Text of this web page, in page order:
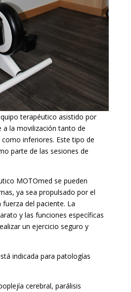
terapéutico asistido por
la movilización tanto de
inferiores. Este tipo de
parte de las sesiones de
MOTOmed se pueden
ya sea propulsado por el
del paciente. La
y las funciones específicas
un ejercicio seguro y
indicada para patologías
cerebral, parálisis